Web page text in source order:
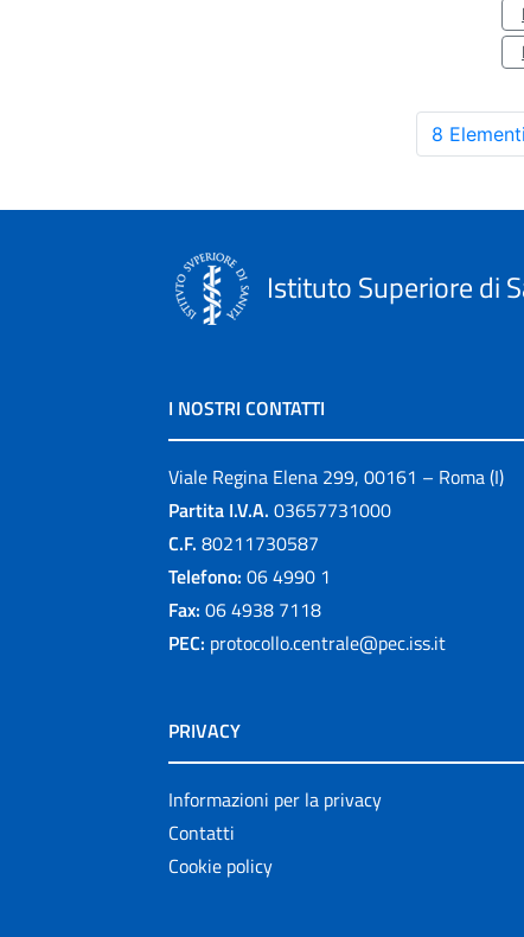
8 Elementi
Istituto Superiore di
I NOSTRI CONTATTI
Viale Regina Elena 299, 00161 – Roma (I)
Partita I.V.A. 03657731000
C.F. 80211730587
Telefono: 06 4990 1
Fax: 06 4938 7118
PEC: protocollo.centrale@pec.iss.it
PRIVACY
Informazioni per la privacy
Contatti
Cookie policy